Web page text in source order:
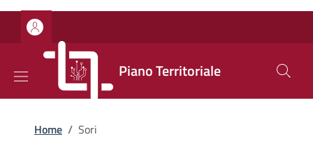
Salta al contenuto principale
Skip to footer content
Piano Territoriale
Briciole di pane
Home / Sori